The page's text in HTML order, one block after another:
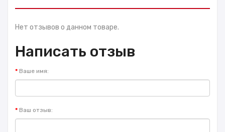
Нет отзывов о данном товаре.
Написать отзыв
Ваше имя:
Ваш отзыв: